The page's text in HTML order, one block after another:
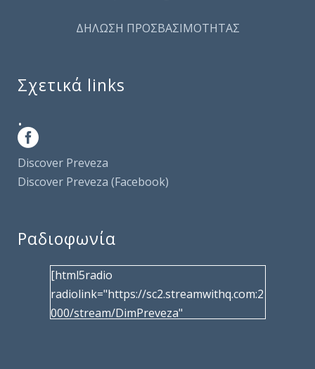
ΔΗΛΩΣΗ ΠΡΟΣΒΑΣΙΜΟΤΗΤΑΣ
Σχετικά links
.
Discover Preveza
Discover Preveza (Facebook)
Ραδιοφωνία
[html5radio
radiolink="https://sc2.streamwithq.com:2
000/stream/DimPreveza"